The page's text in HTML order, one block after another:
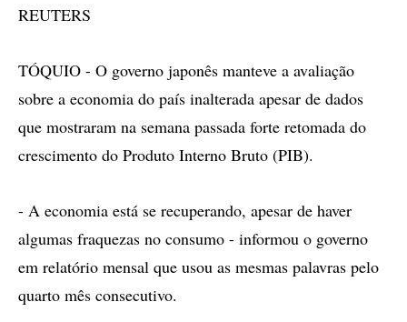
REUTERS
TÓQUIO - O governo japonês manteve a avaliação
sobre a economia do país inalterada apesar de dados
que mostraram na semana passada forte retomada do
crescimento do Produto Interno Bruto (PIB).
- A economia está se recuperando, apesar de haver
algumas fraquezas no consumo - informou o governo
em relatório mensal que usou as mesmas palavras pelo
quarto mês consecutivo.